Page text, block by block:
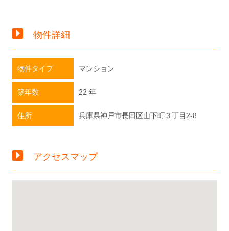
物件詳細
物件タイプ マンション
築年数 22 年
住所 兵庫県神戸市長田区山下町３丁目2-8
アクセスマップ